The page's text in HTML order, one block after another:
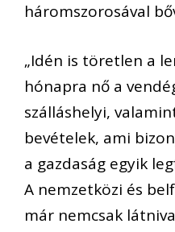
háromszorosával
„Idén is töretlen a
hónapra nő a
szálláshelyi,
bevételek, ami
a gazdaság egyik
A nemzetközi és
már nemcsak